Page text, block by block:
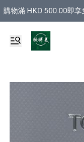
購物滿 HKD 500.00即享